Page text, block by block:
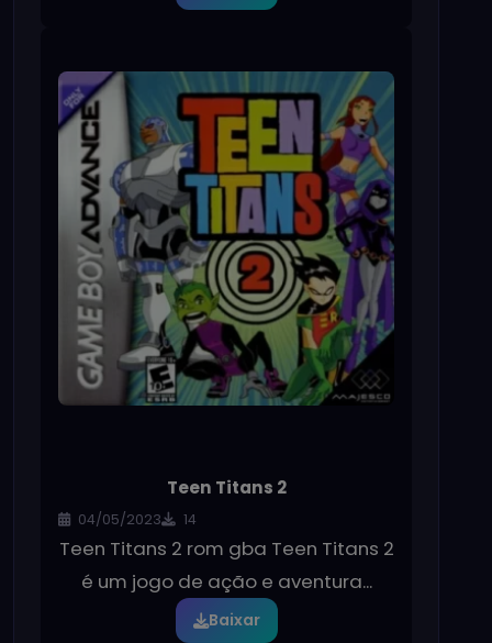
Teen Titans 2
04/05/2023 14
Teen Titans 2 rom gba Teen Titans 2
é um jogo de ação e aventura...
Baixar